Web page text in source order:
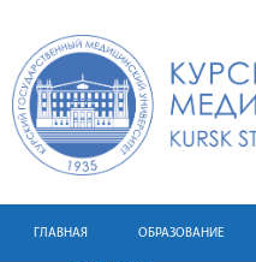
ГЛАВНАЯ ОБРАЗОВАНИЕ